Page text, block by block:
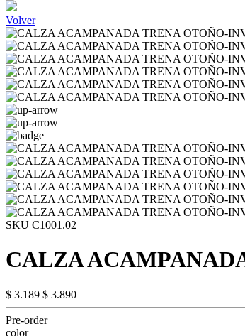
Volver
SKU C1001.02
CALZA
$ 3.189 $ 3.890
Pre-order
color